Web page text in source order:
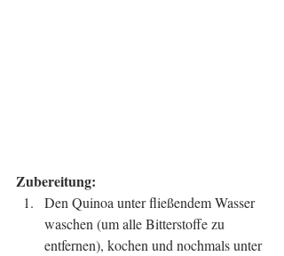
Zubereitung:
Den Quinoa unter fließendem Wasser
waschen (um alle Bitterstoffe zu
entfernen), kochen und nochmals unter